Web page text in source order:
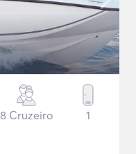
8 Cruzeiro 1